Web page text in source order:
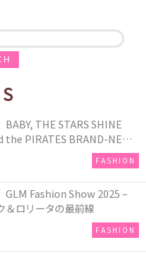
BABY, THE STARS SHINE
the PIRATES BRAND-NEW
FASHION
GLM Fashion Show 2025 –
＆ロリータの最前線
FASHION